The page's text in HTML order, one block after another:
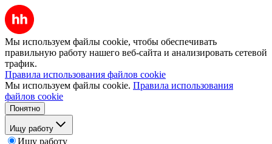
Мы используем файлы cookie, чтобы обеспечивать
правильную работу нашего веб-сайта и анализировать сетевой
трафик.
Правила использования файлов cookie
Мы используем файлы cookie. Правила использования
файлов cookie
Понятно
Ищу работу
Ищу работу